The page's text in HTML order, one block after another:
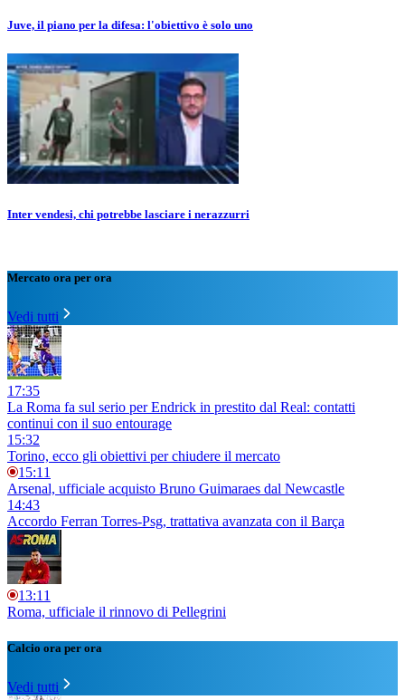
Juve, il piano per la difesa: l'obiettivo è solo uno
Inter vendesi, chi potrebbe lasciare i nerazzurri
Mercato ora per ora
Vedi tutti
17:35
La Roma fa sul serio per Endrick in prestito dal Real: contatti
continui con il suo entourage
15:32
Torino, ecco gli obiettivi per chiudere il mercato
15:11
Arsenal, ufficiale acquisto Bruno Guimaraes dal Newcastle
14:43
Accordo Ferran Torres-Psg, trattativa avanzata con il Barça
13:11
Roma, ufficiale il rinnovo di Pellegrini
Calcio ora per ora
Vedi tutti